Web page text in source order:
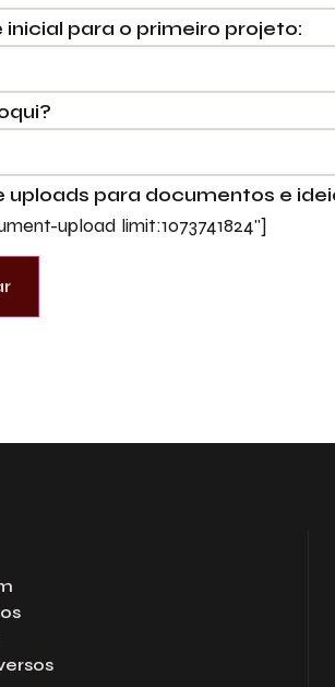
inicial para o primeiro projeto:
uploads para documentos e
upload limit:1073741824"]